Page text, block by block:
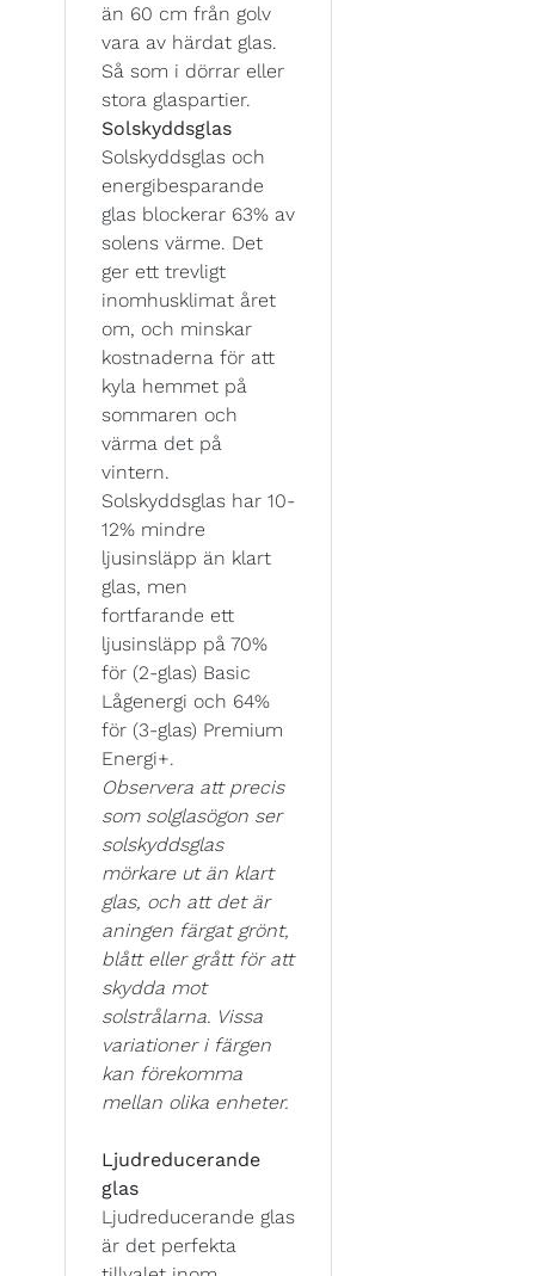
än 60 cm från golv
vara av härdat glas.
Så som i dörrar eller
stora glaspartier.
Solskyddsglas
Solskyddsglas och
energibesparande
glas blockerar 63% av
solens värme. Det
ger ett trevligt
inomhusklimat året
om, och minskar
kostnaderna för att
kyla hemmet på
sommaren och
värma det på
vintern.
Solskyddsglas har 10-
12% mindre
ljusinsläpp än klart
glas, men
fortfarande ett
ljusinsläpp på 70%
för (2-glas) Basic
Lågenergi och 64%
för (3-glas) Premium
Energi+.
Observera att precis
som solglasögon ser
solskyddsglas
mörkare ut än klart
glas, och att det är
aningen färgat grönt,
blått eller grått för att
skydda mot
solstrålarna. Vissa
variationer i färgen
kan förekomma
mellan olika enheter.
Ljudreducerande
glas
Ljudreducerande glas
är det perfekta